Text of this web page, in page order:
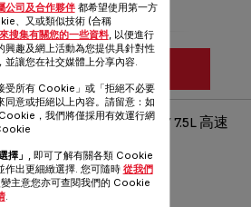
查看更多
TEFAL CLIPSO MINUT' EASY 7.5L 高速
單手即可輕鬆開啟高速煲
參考編號 :
公司及合作夥伴都希望使用第一方
、又或類似技術 (合稱
來搜集有關您的一些資料, 以便進行
興趣及網上活動為您提供具針對性
並讓您在社交媒體上分享內容.
受所有 Cookie」或「拒絕不必要
意或拒絕以上內容。請留意：如
，我們將僅採用有效運行網
擇」 , 即可了解有關各類 Cookie
作出更細緻選擇. 您可隨時 從我們
主意您亦可查閱我們的 Cookie
.